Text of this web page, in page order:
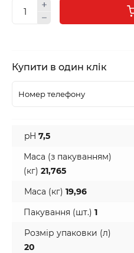
Купити в один клік
pH 7,5
Маса (з пакуванням)
(кг) 21,765
Маса (кг) 19,96
Пакування (шт.) 1
Розмір упаковки (л)
20